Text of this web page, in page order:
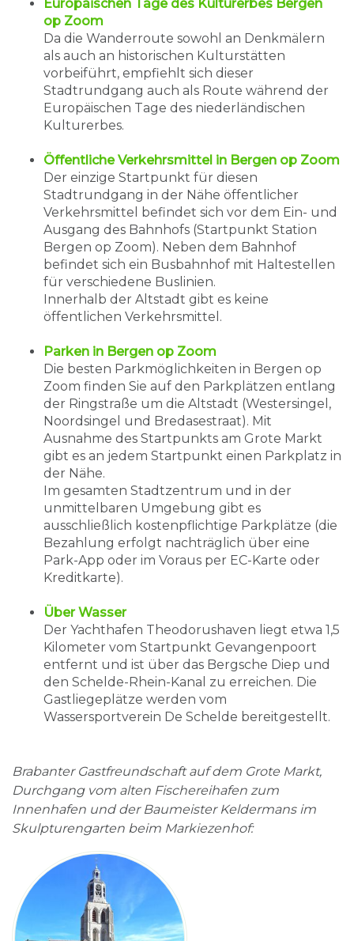
Europäischen Tage des Kulturerbes Bergen
op Zoom
Da die Wanderroute sowohl an Denkmälern
als auch an historischen Kulturstätten
vorbeiführt, empfiehlt sich dieser
Stadtrundgang auch als Route während der
Europäischen Tage des niederländischen
Kulturerbes.
Öffentliche Verkehrsmittel in Bergen op Zoom
Der einzige Startpunkt für diesen
Stadtrundgang in der Nähe öffentlicher
Verkehrsmittel befindet sich vor dem Ein- und
Ausgang des Bahnhofs (Startpunkt Station
Bergen op Zoom). Neben dem Bahnhof
befindet sich ein Busbahnhof mit Haltestellen
für verschiedene Buslinien.
Innerhalb der Altstadt gibt es keine
öffentlichen Verkehrsmittel.
Parken in Bergen op Zoom
Die besten Parkmöglichkeiten in Bergen op
Zoom finden Sie auf den Parkplätzen entlang
der Ringstraße um die Altstadt (Westersingel,
Noordsingel und Bredasestraat). Mit
Ausnahme des Startpunkts am Grote Markt
gibt es an jedem Startpunkt einen Parkplatz in
der Nähe.
Im gesamten Stadtzentrum und in der
unmittelbaren Umgebung gibt es
ausschließlich kostenpflichtige Parkplätze (die
Bezahlung erfolgt nachträglich über eine
Park-App oder im Voraus per EC-Karte oder
Kreditkarte).
Über Wasser
Der Yachthafen Theodorushaven liegt etwa 1,5
Kilometer vom Startpunkt Gevangenpoort
entfernt und ist über das Bergsche Diep und
den Schelde-Rhein-Kanal zu erreichen. Die
Gastliegeplätze werden vom
Wassersportverein De Schelde bereitgestellt.
Brabanter Gastfreundschaft auf dem Grote Markt,
Durchgang vom alten Fischereihafen zum
Innenhafen und der Baumeister Keldermans im
Skulpturengarten beim Markiezenhof: